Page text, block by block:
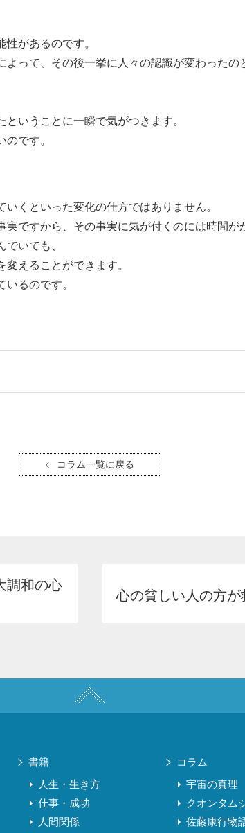
があるのです。
って、その後一挙に人々の認識が変わったの
いうことに一瞬で気がつきます。
です。
くといった変化の仕方ではありません。
ですから、その事実に気が付くのには時間が
いても、
えることができます。
るのです。
コラム一覧に戻る
調和の心
心の貧しい人の方が
書籍
人生・生き方
仕事・成功
人間関係
コラム
宇宙の真理
クオンタム
佐藤康行物